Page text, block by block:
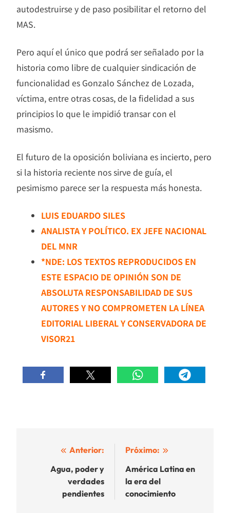
autodestruirse y de paso posibilitar el retorno del
MAS.
Pero aquí el único que podrá ser señalado por la
historia como libre de cualquier sindicación de
funcionalidad es Gonzalo Sánchez de Lozada,
víctima, entre otras cosas, de la fidelidad a sus
principios lo que le impidió transar con el
masismo.
El futuro de la oposición boliviana es incierto, pero
si la historia reciente nos sirve de guía, el
pesimismo parece ser la respuesta más honesta.
LUIS EDUARDO SILES
ANALISTA Y POLÍTICO. EX JEFE NACIONAL
DEL MNR
*NDE: LOS TEXTOS REPRODUCIDOS EN
ESTE ESPACIO DE OPINIÓN SON DE
ABSOLUTA RESPONSABILIDAD DE SUS
AUTORES Y NO COMPROMETEN LA LÍNEA
EDITORIAL LIBERAL Y CONSERVADORA DE
VISOR21
Navegación
entradas
Anterior:
Agua, poder y
verdades
pendientes
Próximo:
América Latina en
la era del
conocimiento